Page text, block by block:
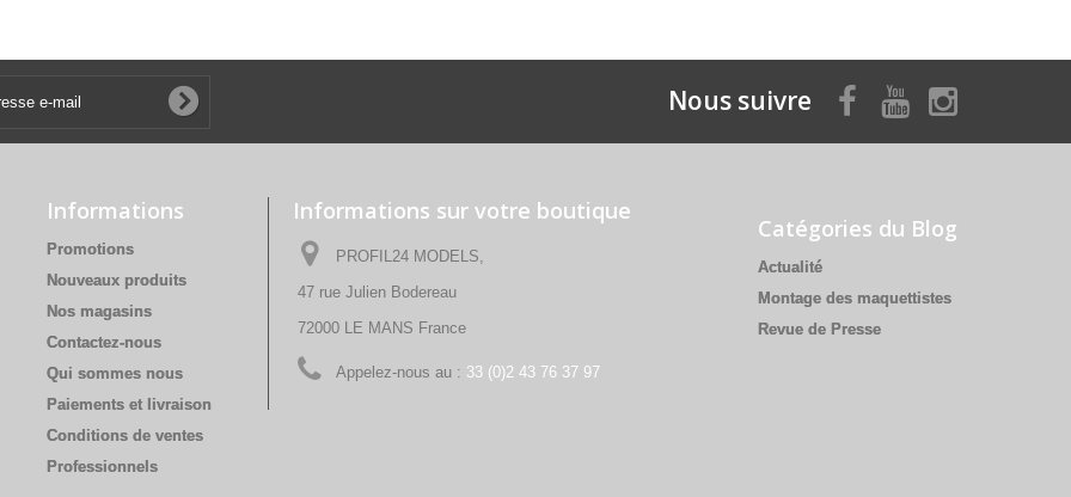
Nous suivre
Informations
Promotions
Nouveaux produits
Nos magasins
Contactez-nous
Qui sommes nous
Paiements et livraison
Conditions de ventes
Professionnels
Informations sur votre boutique
PROFIL24 MODELS,
47 rue Julien Bodereau
72000 LE MANS France
Appelez-nous au : 33 (0)2 43 76 37 97
Catégories du Blog
Actualité
Montage des maquettistes
Revue de Presse